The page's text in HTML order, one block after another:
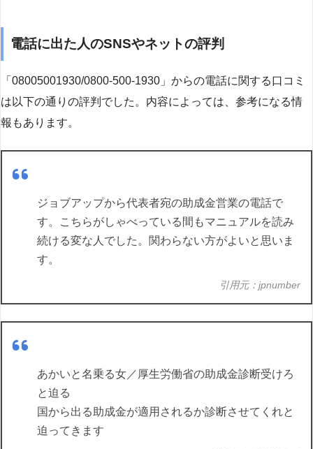
電話に出た人のSNSやネットの評判
「08005001930/0800-500-1930」からの電話に関する口コミ
は以下の通りの評判でした。内容によっては、参考になる情
報もあります。
ジョブアップから代表者宛の助成金営業の電話で
す。こちらがしゃべっている間もマニュアルを読み
続ける変な人でした。関わらない方がよいと思いま
す。
引用元：jpnumber
あかいと名乗る女／厚生労働省の助成金診断受けろ
と迫る
国から出る助成金が適用されるか診断させてくれと
迫ってきます